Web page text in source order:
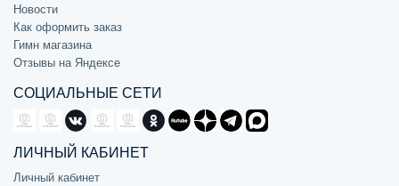
Новости
Как оформить заказ
Гимн магазина
Отзывы на Яндексе
СОЦИАЛЬНЫЕ СЕТИ
ЛИЧНЫЙ КАБИНЕТ
Личный кабинет